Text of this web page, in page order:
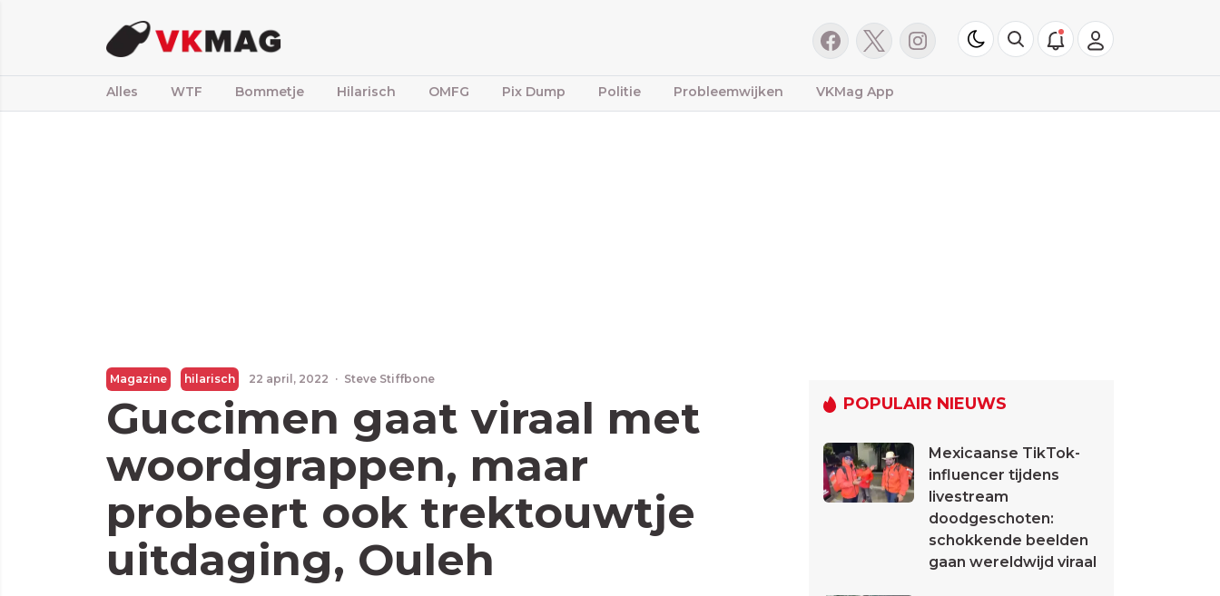
Alles WTF Bommetje Hilarisch OMFG Pix Dump Politie Probleemwijken VKMag App
Magazine hilarisch 22 april, 2022 · Steve Stiffbone
Guccimen gaat viraal met
woordgrappen, maar
probeert ook trektouwtje
uitdaging, Ouleh
POPULAIR NIEUWS
Mexicaanse TikTok-
influencer tijdens
livestream
doodgeschoten:
schokkende beelden
gaan wereldwijd viraal